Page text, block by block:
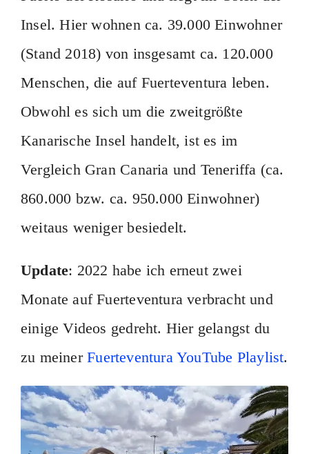
Insel. Hier wohnen ca. 39.000 Einwohner
(Stand 2018) von insgesamt ca. 120.000
Menschen, die auf Fuerteventura leben.
Obwohl es sich um die zweitgrößte
Kanarische Insel handelt, ist es im
Vergleich Gran Canaria und Teneriffa (ca.
860.000 bzw. ca. 950.000 Einwohner)
weitaus weniger besiedelt.
Update: 2022 habe ich erneut zwei
Monate auf Fuerteventura verbracht und
einige Videos gedreht. Hier gelangst du
zu meinerFuerteventura YouTube Playlist.